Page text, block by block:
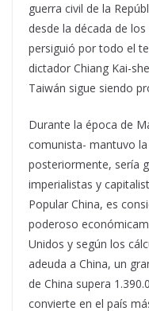
guerra civil de la
desde la década de
persiguió por todo el
dictador Chiang Kai-
Taiwán sigue siendo
Durante la época de
comunista- mantuvo
posteriormente, sería
imperialistas y
Popular China, es
poderoso
Unidos y según los
adeuda a China, un
de China supera
convierte en el país